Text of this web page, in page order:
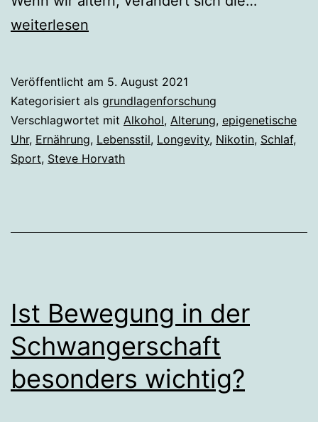
weiterlesen
Veröffentlicht am 5. August 2021
Kategorisiert als grundlagenforschung
Verschlagwortet mit Alkohol, Alterung, epigenetische
Uhr, Ernährung, Lebensstil, Longevity, Nikotin, Schlaf,
Sport, Steve Horvath
Ist Bewegung in der
Schwangerschaft
besonders wichtig?